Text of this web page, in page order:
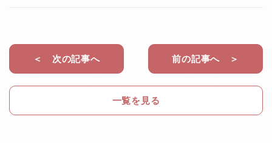
e
b
o
k
＜ 次の記事へ
一覧を見る
前の記事へ ＞